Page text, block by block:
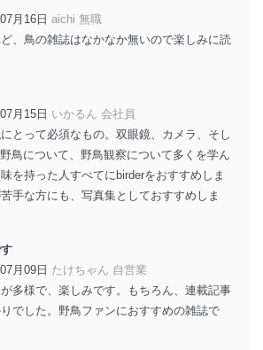
ティ対策をはじめとする安全対策を実
漏えい、滅失またはき損の防止及び是
を取り扱うことのできる機器及び当該
扱う従業者を明確化し、 個人データへ
クセスを防止しています。
別と認証
装備されているユーザー制御機能（ユ
ウント制御）により、個人情報データ
取り扱う情報システムを使用する従業
アクセス等の防止
を取り扱う機器等のオペレーティング
最新の状態に保持しています。
を取り扱う機器等にセキュリティ対策
ア等を導入し、自動更新 機能等の活用
月16日 aichi 無職
、鳥の雑誌はなかなか無いので楽しみに読
月15日 いかるん 会社員
とって必須なもの。双眼鏡、カメラ、そし
鳥について、野鳥観察について多くを学ん
を持った人すべてにbirderをおすすめしま
手な方にも、写真集としておすすめしま
月09日 たけちゃん 自営業
多様で、楽しみです。もちろん、連載記事
でした。野鳥ファンにおすすめの雑誌で